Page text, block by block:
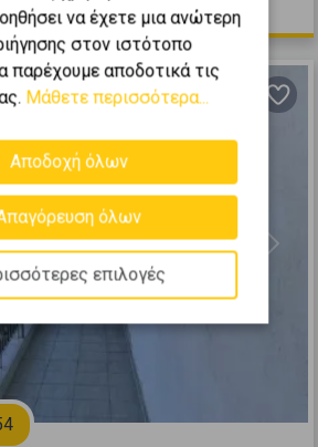
τιμή
Next
να έχετε μια ανώτερη
στον ιστότοπο
παρέχουμε αποδοτικά τις
Μάθετε περισσότερα...
Αποδοχή όλων
όλων
επιλογές